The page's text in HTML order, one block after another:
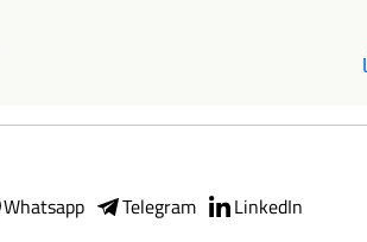
Whatsapp Telegram LinkedIn